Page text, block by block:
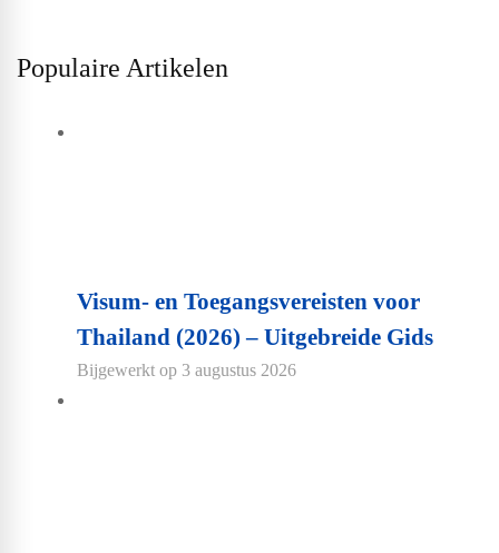
Populaire Artikelen
Visum- en Toegangsvereisten voor
Thailand (2026) – Uitgebreide Gids
Bijgewerkt op 3 augustus 2026